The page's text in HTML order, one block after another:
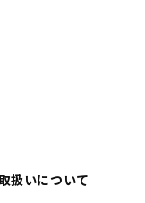
扱いについて